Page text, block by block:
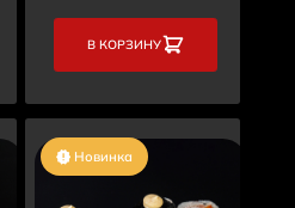
В КОРЗИНУ
Новинка